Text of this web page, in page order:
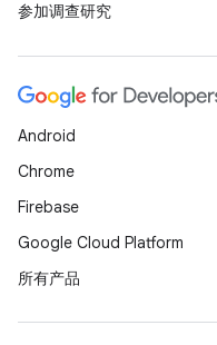
参加调查研究
Android
Chrome
Firebase
Google Cloud Platform
所有产品